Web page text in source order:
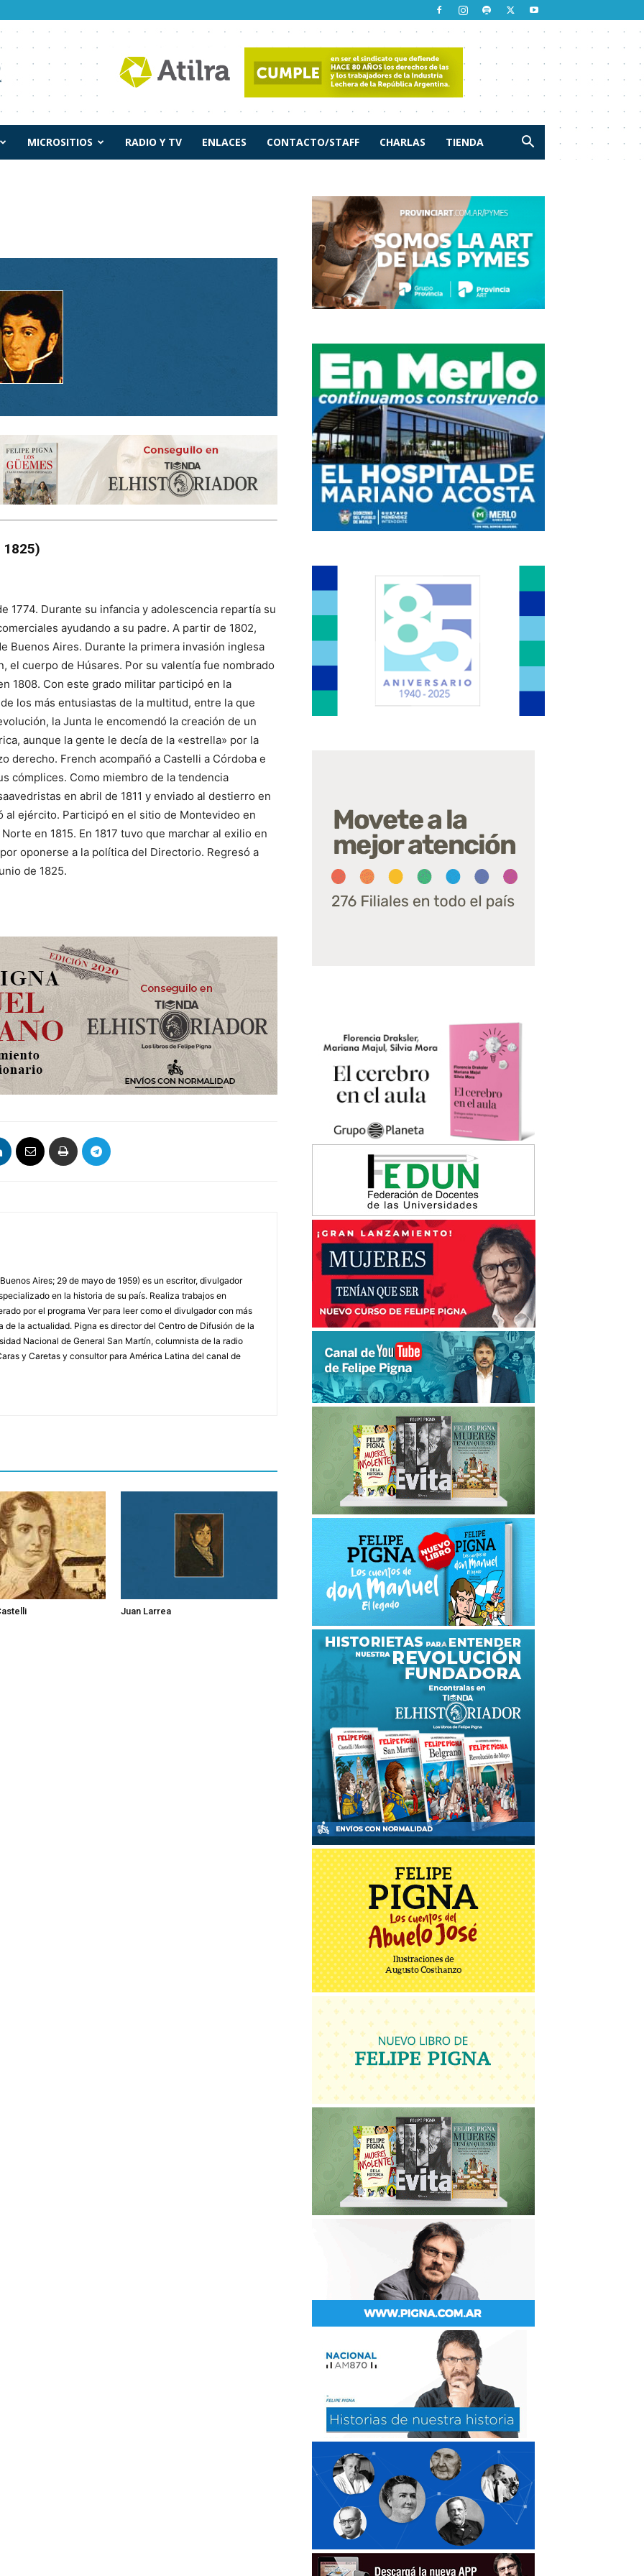
MICROSITIOS RADIO Y TV ENLACES CONTACTO/STAFF CHARLAS TIENDA
1825)
1774. Durante su infancia y adolescencia repartía su
ayudando a su padre. A partir de 1802,
Buenos Aires. Durante la primera invasión inglesa
el cuerpo de Húsares. Por su valentía fue nombrado
1808. Con este grado militar participó en la
los más entusiastas de la multitud, entre la que
la Junta le encomendó la creación de un
aunque la gente le decía de la «estrella» por la
derecho. French acompañó a Castelli a Córdoba e
cómplices. Como miembro de la tendencia
en abril de 1811 y enviado al destierro en
al ejército. Participó en el sitio de Montevideo en
en 1815. En 1817 tuvo que marchar al exilio en
oponerse a la política del Directorio. Regresó a
de 1825.
Aires; 29 de mayo de 1959) es un escritor, divulgador
en la historia de su país. Realiza trabajos en
por el programa Ver para leer como el divulgador con más
de la actualidad. Pigna es director del Centro de Difusión de la
Nacional de General San Martín, columnista de la radio
y Caretas y consultor para América Latina del canal de
Juan Larrea